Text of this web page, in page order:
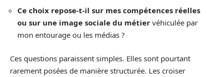
Ce choix repose-t-il sur mes compétences réelles
ou sur une image sociale du métier véhiculée par
mon entourage ou les médias ?
Ces questions paraissent simples. Elles sont pourtant
rarement posées de manière structurée. Les croiser